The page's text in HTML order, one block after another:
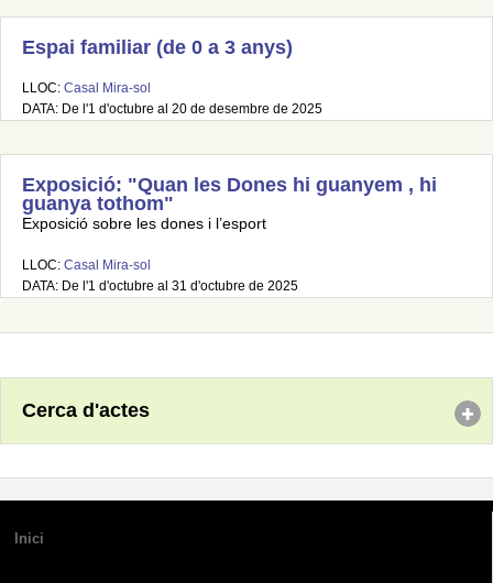
Espai familiar (de 0 a 3 anys)
LLOC: Casal Mira-sol
DATA: De l'1 d'octubre al 20 de desembre de 2025
Exposició: "Quan les Dones hi guanyem , hi
guanya tothom"
Exposició sobre les dones i l’esport
LLOC: Casal Mira-sol
DATA: De l'1 d'octubre al 31 d'octubre de 2025
Cerca d'actes
Inici